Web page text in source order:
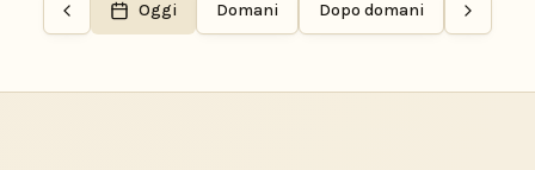
Oggi Domani Dopo domani